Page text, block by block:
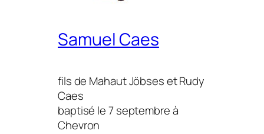
Samuel Caes
fils de Mahaut Jöbses et Rudy
Caes
baptisé le 7 septembre à
Chevron